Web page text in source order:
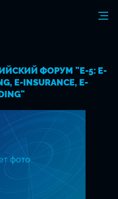
ФОРУМ "E-5: E-
E-INSURANCE, E-